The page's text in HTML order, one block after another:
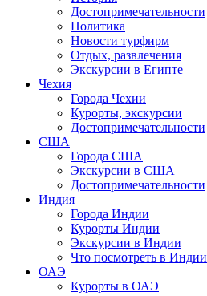
Достопримечательности
Политика
Новости турфирм
Отдых, развлечения
Экскурсии в Египте
Чехия
Города Чехии
Курорты, экскурсии
Достопримечательности
США
Города США
Экскурсии в США
Достопримечательности
Индия
Города Индии
Курорты Индии
Экскурсии в Индии
Что посмотреть в Индии
ОАЭ
Курорты в ОАЭ